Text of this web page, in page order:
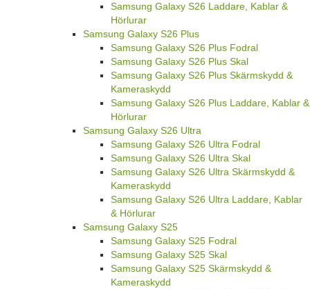
Samsung Galaxy S26 Laddare, Kablar &
Hörlurar
Samsung Galaxy S26 Plus
Samsung Galaxy S26 Plus Fodral
Samsung Galaxy S26 Plus Skal
Samsung Galaxy S26 Plus Skärmskydd &
Kameraskydd
Samsung Galaxy S26 Plus Laddare, Kablar &
Hörlurar
Samsung Galaxy S26 Ultra
Samsung Galaxy S26 Ultra Fodral
Samsung Galaxy S26 Ultra Skal
Samsung Galaxy S26 Ultra Skärmskydd &
Kameraskydd
Samsung Galaxy S26 Ultra Laddare, Kablar
& Hörlurar
Samsung Galaxy S25
Samsung Galaxy S25 Fodral
Samsung Galaxy S25 Skal
Samsung Galaxy S25 Skärmskydd &
Kameraskydd